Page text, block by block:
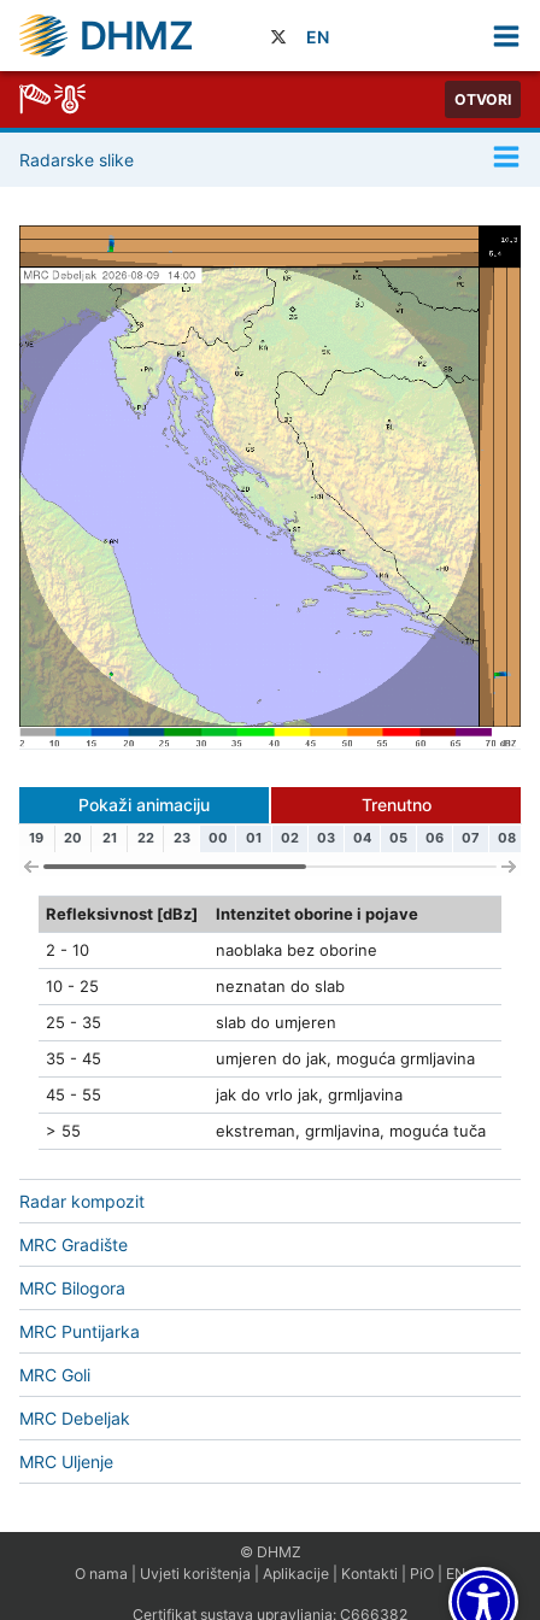
DHMZ EN
OTVORI
Radarske slike
Pokaži animaciju Trenutno
19 20 21 22 23 00 01 02 03 04 05 06 07 08
Refleksivnost [dBz]
Intenzitet oborine i pojave
2 - 10
naoblaka bez oborine
10 - 25
neznatan do slab
25 - 35
slab do umjeren
35 - 45
umjeren do jak, moguća grmljavina
45 - 55
jak do vrlo jak, grmljavina
> 55
ekstreman, grmljavina, moguća tuča
Radar kompozit
MRC Gradište
MRC Bilogora
MRC Puntijarka
MRC Goli
MRC Debeljak
MRC Uljenje
© DHMZ
O nama
Uvjeti korištenja Aplikacije Kontakti PiO EN
Certifikat sustava upravljanja: C666382